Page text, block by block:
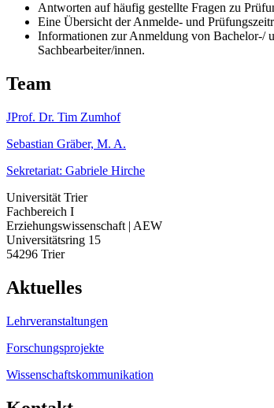
Antworten auf häufig gestellte Fragen zu
Eine Übersicht der Anmelde- und
Informationen zur Anmeldung von Bachelor-/
Sachbearbeiter/innen.
Team
JProf. Dr. Tim Zumhof
Sebastian Gräber, M. A.
Sekretariat: Gabriele Hirche
Universität Trier
Fachbereich I
Erziehungswissenschaft | AEW
Universitätsring 15
54296 Trier
Aktuelles
Lehrveranstaltungen
Forschungsprojekte
Wissenschaftskommunikation